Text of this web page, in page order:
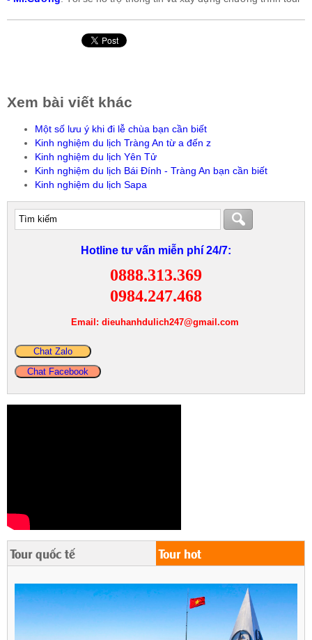
Xem bài viết khác
Một số lưu ý khi đi lễ chùa bạn cần biết
Kinh nghiệm du lịch Tràng An từ a đến z
Kinh nghiệm du lịch Yên Tử
Kinh nghiệm du lịch Bái Đính - Tràng An bạn cần biết
Kinh nghiệm du lịch Sapa
Hotline tư vấn miễn phí 24/7:
0888.313.369
0984.247.468
Email: dieuhanhdulich247@gmail.com
Chat Zalo
Chat Facebook
Tour quốc tế Tour hot